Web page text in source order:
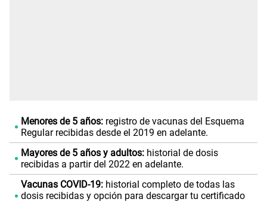
Menores de 5 años:registro de vacunas del Esquema
Regular recibidas desde el 2019 en adelante.
Mayores de 5 años y adultos:historial de dosis
recibidas a partir del 2022 en adelante.
Vacunas COVID-19:historial completo de todas las
dosis recibidas y opción para descargar tu certificado